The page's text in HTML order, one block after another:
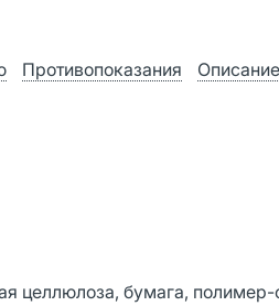
Противопоказания Описание
целлюлоза, бумага,